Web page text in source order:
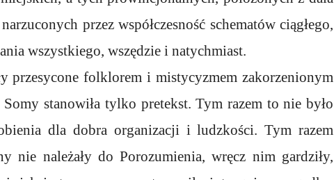
przez współczesność schematów ciągłego,
wszystkiego, wszędzie i natychmiast.
przesycone folklorem i mistycyzmem zakorzenionym
stanowiła tylko pretekst. Tym razem to nie było
dla dobra organizacji i ludzkości. Tym razem
nie należały do Porozumienia, wręcz nim gardziły,